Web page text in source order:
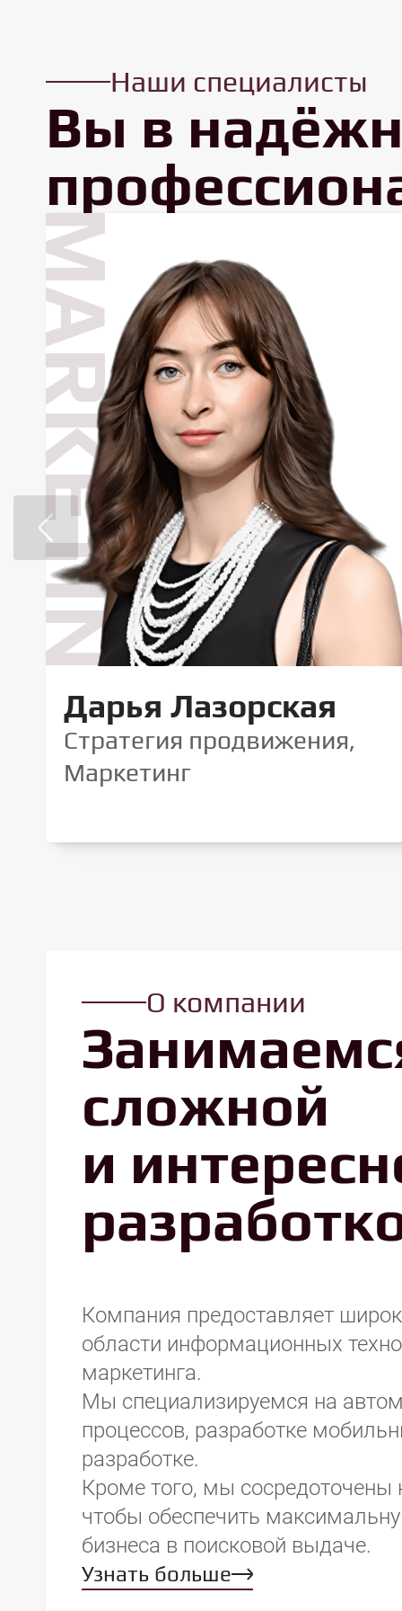
Наши специалисты
Вы в
MARKETING
Дарья Лазорская
Стратегия продвижения,
Маркетинг
О компании
сложной
и
Компания предоставляет
области информационных
маркетинга.
Мы специализируемся на
процессов, разработке
разработке.
Кроме того, мы сосредоточены
чтобы обеспечить
бизнеса в поисковой выдаче.
Узнать больше